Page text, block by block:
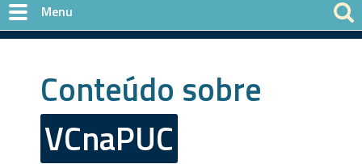
Conteúdo sobre
VCnaPUC